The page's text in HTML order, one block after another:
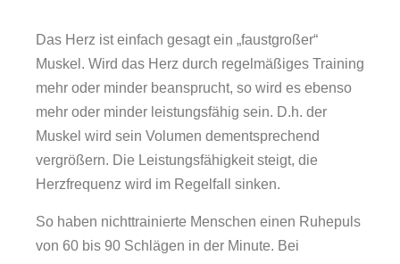
Das Herz ist einfach gesagt ein „faustgroßer“
Muskel. Wird das Herz durch regelmäßiges Training
mehr oder minder beansprucht, so wird es ebenso
mehr oder minder leistungsfähig sein. D.h. der
Muskel wird sein Volumen dementsprechend
vergrößern. Die Leistungsfähigkeit steigt, die
Herzfrequenz wird im Regelfall sinken.
So haben nichttrainierte Menschen einen Ruhepuls
von 60 bis 90 Schlägen in der Minute. Bei